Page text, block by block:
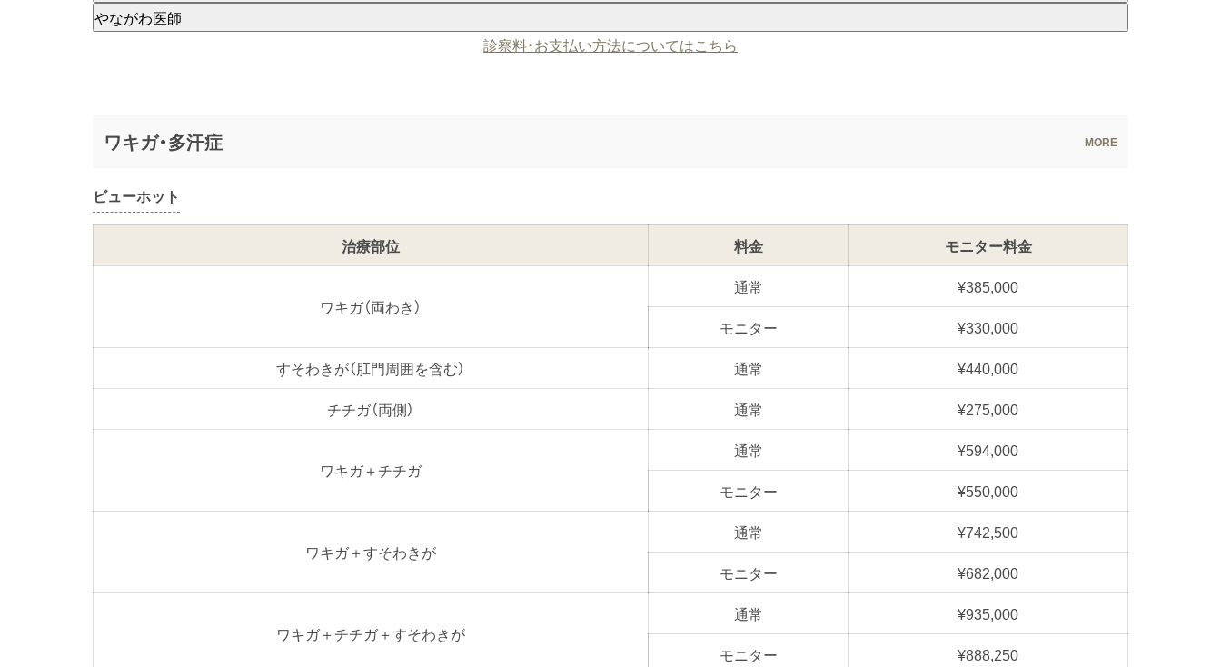
やながわ医師
診察料・お支払い方法についてはこちら
ワキガ・多汗症
ビューホット
治療部位 料金 モニター料金
ワキガ（両わき）
通常
¥385,000
モニター
¥330,000
すそわきが（肛門周囲を含む）
通常
¥440,000
チチガ（両側）
通常 ¥275,000
ワキガ＋チチガ
通常
¥594,000
モニター
¥550,000
ワキガ＋すそわきが
通常
¥742,500
モニター
¥682,000
ワキガ＋チチガ＋すそわきが
通常
¥935,000
モニター
¥888,250